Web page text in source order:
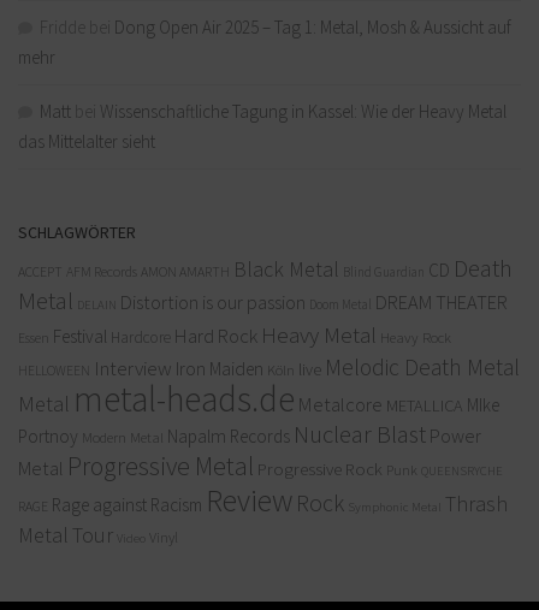
Dong Open Air 2025 – Tag 1: Metal, Mosh & Aussicht auf
mehr
Matt
Wissenschaftliche Tagung in Kassel: Wie der Heavy Metal
das Mittelalter sieht
SCHLAGWÖRTER
ACCEPT AFM Records AMON AMARTH Black Metal Blind Guardian CD Death
Metal
DELAIN Distortion is our passion Doom Metal DREAM THEATER
Essen Festival Hardcore Hard Rock Heavy Metal Heavy Rock
HELLOWEEN Interview Iron Maiden Köln live Melodic Death Metal
Metal metal-heads.de Metalcore METALLICA MIke
Portnoy Modern Metal Napalm Records Nuclear Blast Power
Metal Progressive Metal Progressive Rock Punk QUEENSRYCHE
RAGE Rage against Racism Review Rock Symphonic Metal
Thrash
Metal Tour Video Vinyl